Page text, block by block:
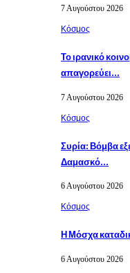
7 Αυγούστου 2026
Κόσμος
Το ιρανικό
απαγορεύει…
7 Αυγούστου 2026
Κόσμος
Συρία: Βόμβα
Δαμασκό…
6 Αυγούστου 2026
Κόσμος
Η Μόσχα
6 Αυγούστου 2026